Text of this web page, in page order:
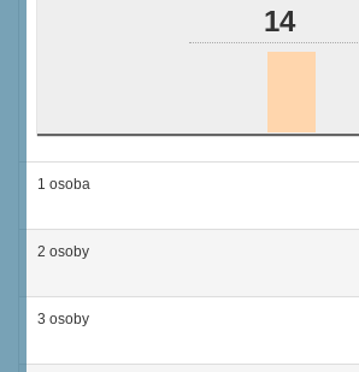
14
1 osoba
2 osoby
3 osoby